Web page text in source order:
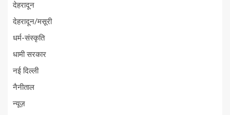
देहरादून
देहरादून/मसूरी
धर्म-संस्कृति
धामी सरकार
नई दिल्ली
नैनीताल
न्यूज़